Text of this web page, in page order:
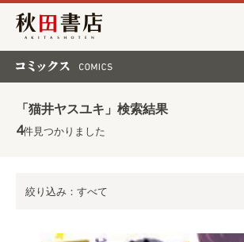
秋田書店
「猫井ヤスユキ」検索結果
4件見つかりました
絞り込み：すべて